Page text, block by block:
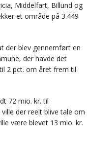
Middelfart, Billund og
et område på 3.449
der blev gennemført en
der havde det
2 pct. om året frem til
72 mio. kr. til
der reelt blive tale om
være blevet 13 mio. kr.